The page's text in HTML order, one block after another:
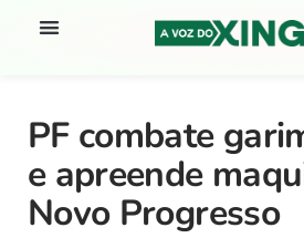
PF combate
e apreende
Novo Progresso